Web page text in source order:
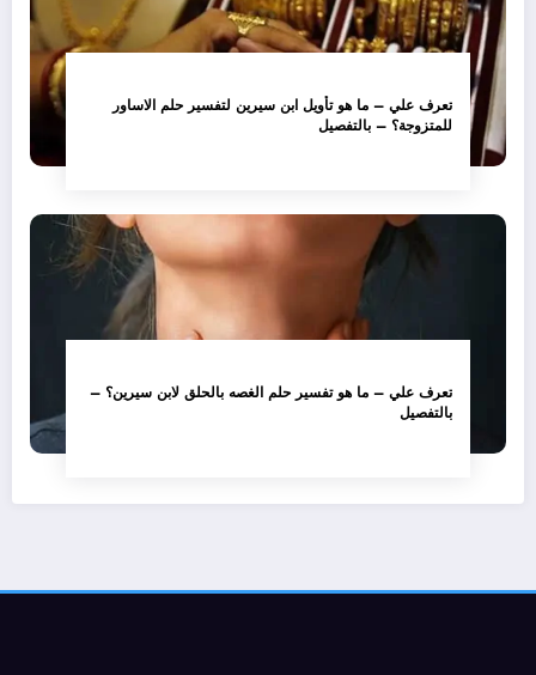
تعرف علي – ما هو تأويل ابن سيرين لتفسير حلم الاساور
للمتزوجة؟ – بالتفصيل
تعرف علي – ما هو تفسير حلم الغصه بالحلق لابن سيرين؟ –
بالتفصيل